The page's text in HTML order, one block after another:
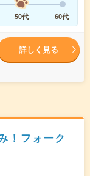
50代 60代
詳しく見る
！フォーク